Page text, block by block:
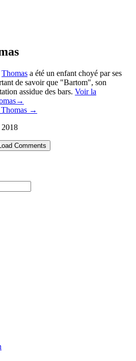
Thomas a été un enfant choyé par ses
de savoir que "Bartom", son
assidue des bars. Voir la
→
Load Comments